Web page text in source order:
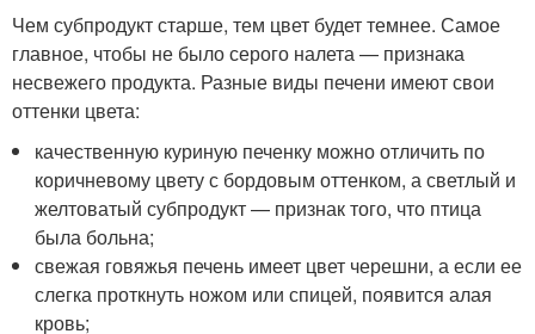
Чем субпродукт старше, тем цвет будет темнее. Самое
главное, чтобы не было серого налета — признака
несвежего продукта. Разные виды печени имеют свои
оттенки цвета:
качественную куриную печенку можно отличить по
коричневому цвету с бордовым оттенком, а светлый и
желтоватый субпродукт — признак того, что птица
была больна;
свежая говяжья печень имеет цвет черешни, а если ее
слегка проткнуть ножом или спицей, появится алая
кровь;